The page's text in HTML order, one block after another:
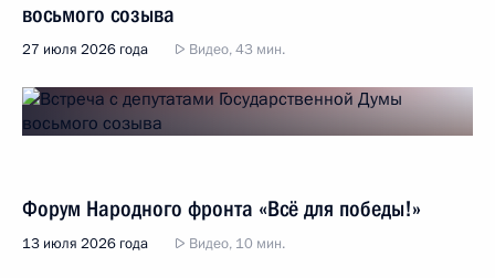
восьмого созыва
27 июля 2026 года Видео, 43 мин.
Форум Народного фронта «Всё для победы!»
13 июля 2026 года Видео, 10 мин.